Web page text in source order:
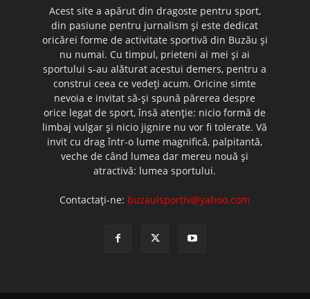
Acest site a apărut din dragoste pentru sport,
din pasiune pentru jurnalism şi este dedicat
oricărei forme de activitate sportivă din Buzău şi
nu numai. Cu timpul, prieteni ai mei şi ai
sportului s-au alăturat acestui demers, pentru a
construi ceea ce vedeţi acum. Oricine simte
nevoia e invitat să-şi spună părerea despre
orice legat de sport, însă atenţie: nicio formă de
limbaj vulgar şi nicio jignire nu vor fi tolerate. Vă
invit cu drag într-o lume magnifică, palpitantă,
veche de când lumea dar mereu nouă şi
atractivă: lumea sportului.
Contactați-ne: buzaulsportiv@yahoo.com